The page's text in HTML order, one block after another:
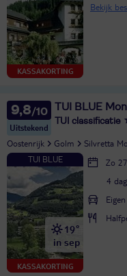
KASSAKORTING
Bekijk
9,8
Uitstekend
TUI BLUE
TUI classificatie
Oostenrijk Golm Silvretta
KASSAKORTING
19°
in sep
Zo
4